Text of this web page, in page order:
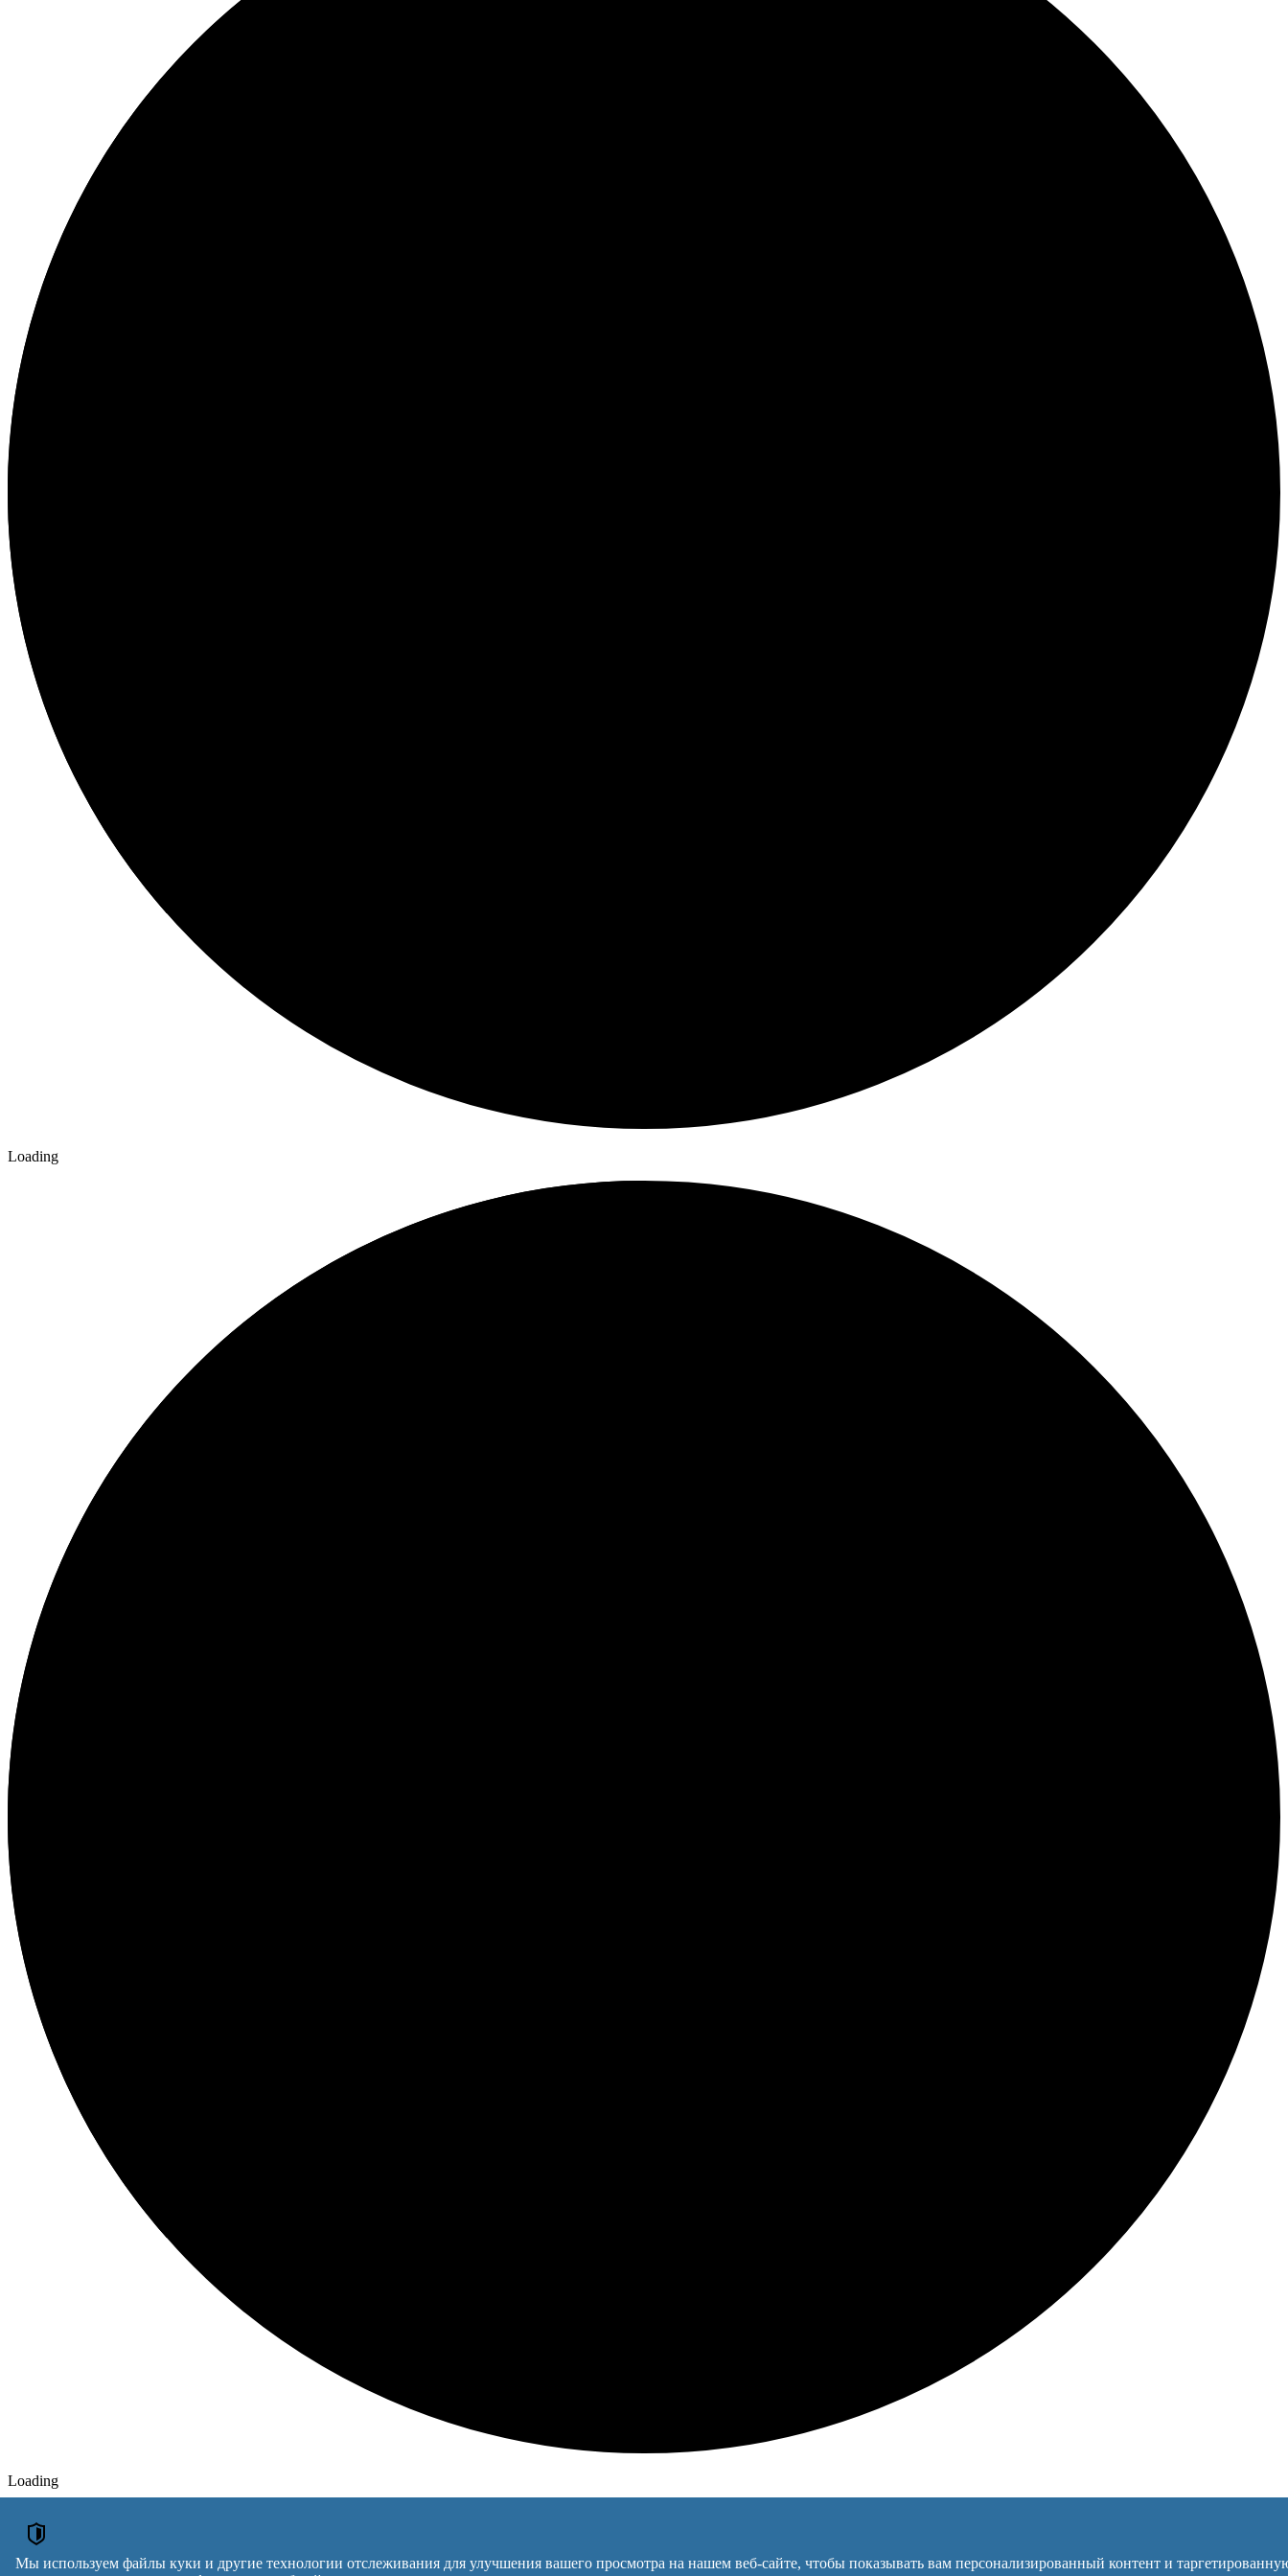
Loading
Loading
Микрокреды онлайн
Объявления →
Мы используем файлы куки и другие технологии отслеживания для улучшения вашего просмотра на нашем веб-сайте, чтобы показывать вам персонализированный контент и